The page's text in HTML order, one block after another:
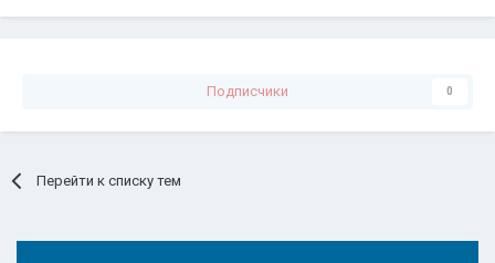
Подписчики 0
Перейти к списку тем